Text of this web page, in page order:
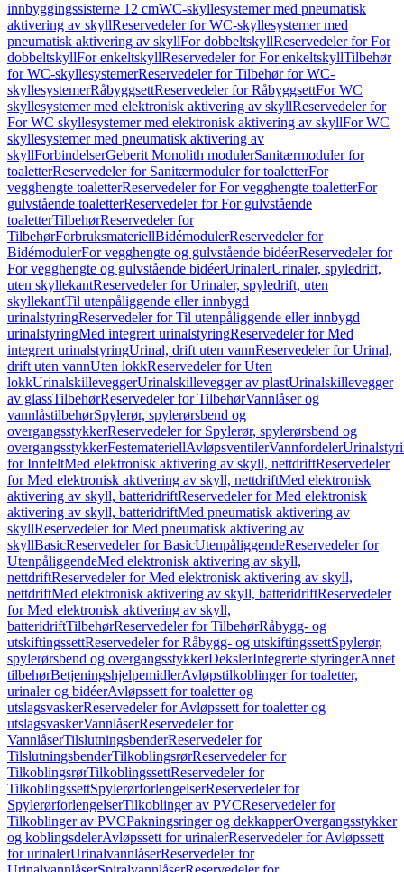
innbyggingssisterne 12 cmWC-skyllesystemer med pneumatisk
aktivering av skyllReservedeler for WC-skyllesystemer med
pneumatisk aktivering av skyllFor dobbeltskyllReservedeler for For
dobbeltskyllFor enkeltskyllReservedeler for For enkeltskyllTilbehør
for WC-skyllesystemerReservedeler for Tilbehør for WC-
skyllesystemerRåbyggsettReservedeler for RåbyggsettFor WC
skyllesystemer med elektronisk aktivering av skyllReservedeler for
For WC skyllesystemer med elektronisk aktivering av skyllFor WC
skyllesystemer med pneumatisk aktivering av
skyllForbindelserGeberit Monolith modulerSanitærmoduler for
toaletterReservedeler for Sanitærmoduler for toaletterFor
vegghengte toaletterReservedeler for For vegghengte toaletterFor
gulvstående toaletterReservedeler for For gulvstående
toaletterTilbehørReservedeler for
TilbehørForbruksmateriellBidémodulerReservedeler for
BidémodulerFor vegghengte og gulvstående bidéerReservedeler for
For vegghengte og gulvstående bidéerUrinalerUrinaler, spyledrift,
uten skyllekantReservedeler for Urinaler, spyledrift, uten
skyllekantTil utenpåliggende eller innbygd
urinalstyringReservedeler for Til utenpåliggende eller innbygd
urinalstyringMed integrert urinalstyringReservedeler for Med
integrert urinalstyringUrinal, drift uten vannReservedeler for Urinal,
drift uten vannUten lokkReservedeler for Uten
lokkUrinalskilleveggerUrinalskillevegger av plastUrinalskillevegger
av glassTilbehørReservedeler for TilbehørVannlåser og
vannlåstilbehørSpylerør, spylerørsbend og
overgangsstykkerReservedeler for Spylerør, spylerørsbend og
overgangsstykkerFestemateriellAvløpsventilerVannfordeler
for InnfeltMed elektronisk aktivering av skyll, nettdriftReservedeler
for Med elektronisk aktivering av skyll, nettdriftMed elektronisk
aktivering av skyll, batteridriftReservedeler for Med elektronisk
aktivering av skyll, batteridriftMed pneumatisk aktivering av
skyllReservedeler for Med pneumatisk aktivering av
skyllBasicReservedeler for BasicUtenpåliggendeReservedeler for
UtenpåliggendeMed elektronisk aktivering av skyll,
nettdriftReservedeler for Med elektronisk aktivering av skyll,
nettdriftMed elektronisk aktivering av skyll, batteridriftReservedeler
for Med elektronisk aktivering av skyll,
batteridriftTilbehørReservedeler for TilbehørRåbygg- og
utskiftingssettReservedeler for Råbygg- og utskiftingssettSpylerør,
spylerørsbend og overgangsstykkerDekslerIntegrerte styringerAnnet
tilbehørBetjeningshjelpemidlerAvløpstilkoblinger for toaletter,
urinaler og bidéerAvløpssett for toaletter og
utslagsvaskerReservedeler for Avløpssett for toaletter og
utslagsvaskerVannlåserReservedeler for
VannlåserTilslutningsbenderReservedeler for
TilslutningsbenderTilkoblingsrørReservedeler for
TilkoblingsrørTilkoblingssettReservedeler for
TilkoblingssettSpylerørforlengelserReservedeler for
SpylerørforlengelserTilkoblinger av PVCReservedeler for
Tilkoblinger av PVCPakningsringer og dekkapperOvergangsstykker
og koblingsdelerAvløpssett for urinalerReservedeler for Avløpssett
for urinalerUrinalvannlåserReservedeler for